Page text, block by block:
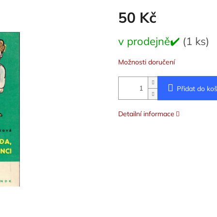
50 Kč
cena:
v prodejně✔️ (1 ks)
Možnosti doručení
Přidat do
Detailní informace